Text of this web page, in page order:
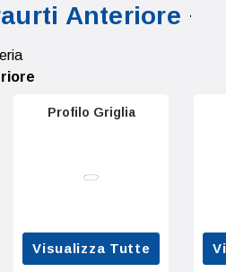
Anteriore
Profilo Griglia
Visualizza Tutte